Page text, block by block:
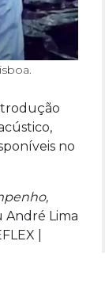
no
André Lima
|